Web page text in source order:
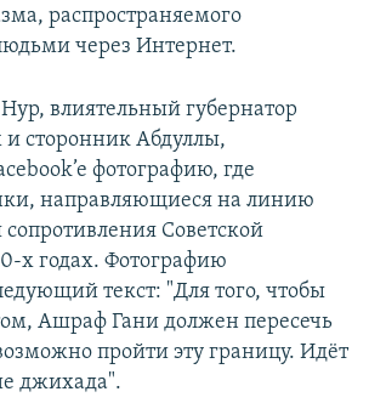
распространяемого
через Интернет.
влиятельный губернатор
сторонник Абдуллы,
фотографию, где
направляющиеся на линию
Советской
х годах. Фотографию
текст: "Для того, чтобы
Ашраф Гани должен пересечь
пройти эту границу. Идёт
джихада".